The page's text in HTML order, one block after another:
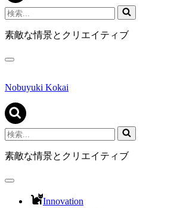
検
索...
素敵な情景とクリエイティブ
ナ
ゲ
シ
ョ
ン
メ
ニ
ュ
Nobuyuki Kokai
検
索...
素敵な情景とクリエイティブ
ナ
Innovation